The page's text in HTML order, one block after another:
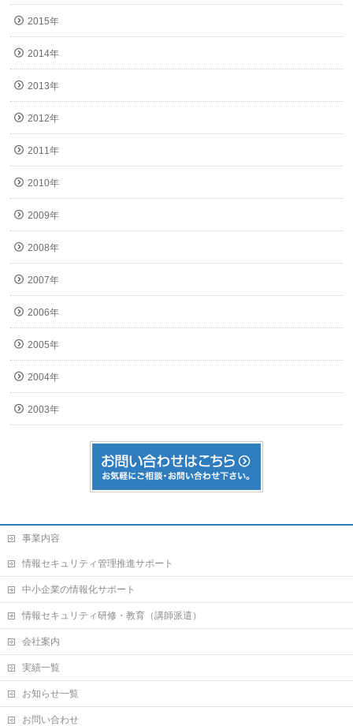
2015年
2014年
2013年
2012年
2011年
2010年
2009年
2008年
2007年
2006年
2005年
2004年
2003年
事業内容
情報セキュリティ管理推進サポート
中小企業の情報化サポート
情報セキュリティ研修・教育（講師派遣）
会社案内
実績一覧
お知らせ一覧
お問い合わせ